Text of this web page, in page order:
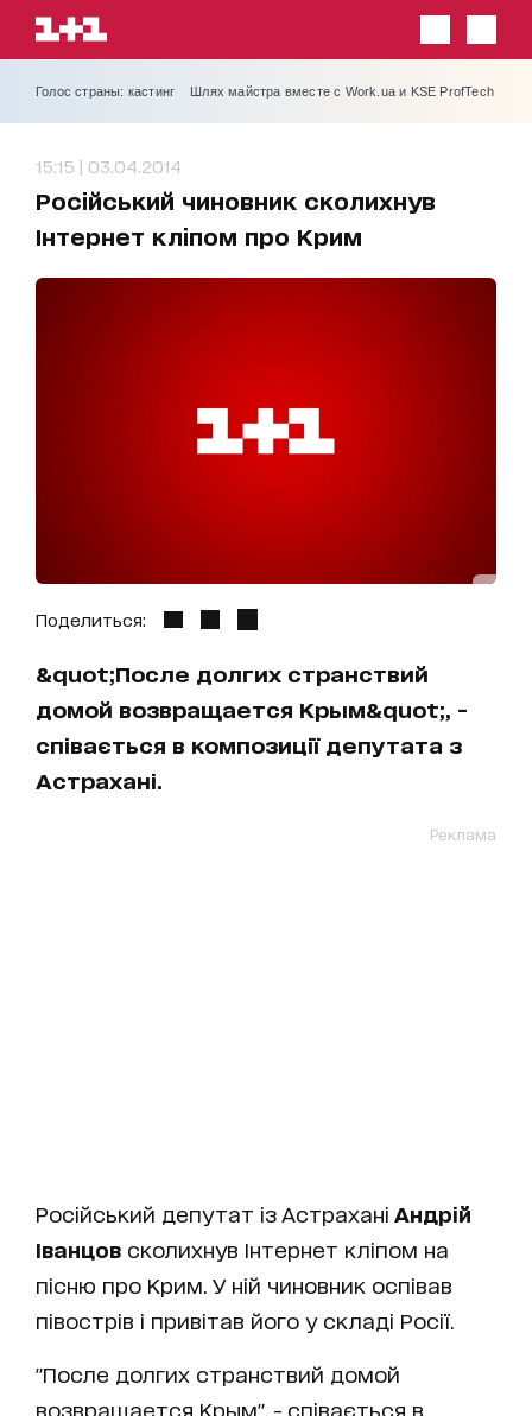
Голос страны: кастинг Шлях майстра вместе с Work.ua и KSE ProfTech
15:15 | 03.04.2014
Російський чиновник сколихнув
Інтернет кліпом про Крим
Поделиться:
&quot;После долгих странствий
домой возвращается Крым&quot;, -
співається в композиції депутата з
Астрахані.
Реклама
Російський депутат із Астрахані Андрій
Іванцов сколихнув Інтернет кліпом на
пісню про Крим. У ній чиновник оспівав
півострів і привітав його у складі Росії.
"После долгих странствий домой
возвращается Крым", - співається в